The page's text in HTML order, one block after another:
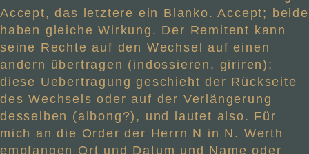
Accept, das letztere ein Blanko. Accept; beide
haben gleiche Wirkung. Der Remitent kann
seine Rechte auf den Wechsel auf einen
andern übertragen (indossieren, giriren);
diese Uebertragung geschieht der Rückseite
des Wechsels oder auf der Verlängerung
desselben (albong?), und lautet also. Für
mich an die Order der Herrn N in N. Werth
empfangen Ort und Datum und Name oder